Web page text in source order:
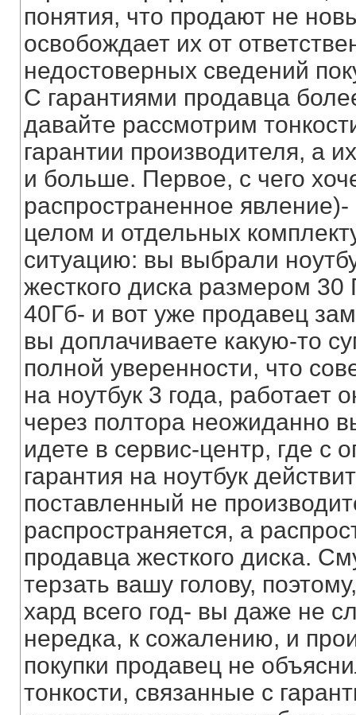
понятия, что продают не
освобождает их от
недостоверных сведений
С гарантиями продавца
давайте рассмотрим
гарантии производителя, а
и больше. Первое, с чего
распространенное
целом и отдельных
ситуацию: вы выбрали
жесткого диска размером
40Гб- и вот уже продавец
вы доплачиваете какую-то
полной уверенности, что
на ноутбук 3 года, работает
через полтора неожиданно
идете в сервис-центр, где с
гарантия на ноутбук
поставленный не
распространяется, а
продавца жесткого диска.
терзать вашу голову,
хард всего год- вы даже не
нередка, к сожалению, и
покупки продавец не
тонкости, связанные с